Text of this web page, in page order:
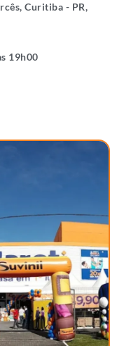
Curitiba - PR,
19h00